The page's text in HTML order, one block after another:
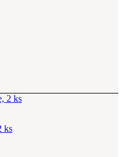
ks